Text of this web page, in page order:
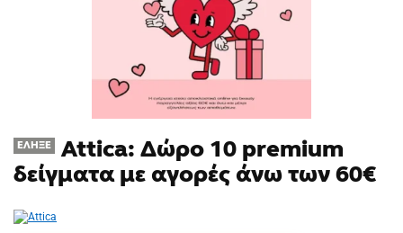
ΈΛΗΞΕ
Attica: Δώρο 10 premium
δείγματα με αγορές άνω των 60€